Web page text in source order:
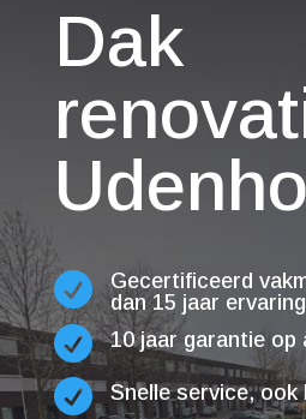
Dak

Gecertificeerd
dan 15 jaar
 10 jaar garantie op
 Snelle service, ook